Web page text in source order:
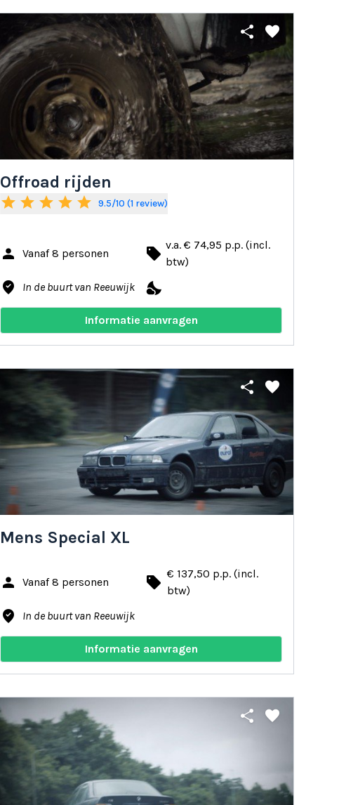
share favorite
Offroad rijden
star star star star star 9.5/10 (1 review)
person Vanaf 8 personen local_offer v.a. € 74,95 p.p. (incl.
btw)
where_to_vote In de buurt van Reeuwijk nights_stay
Informatie aanvragen
share favorite
Mens Special XL
person Vanaf 8 personen local_offer € 137,50 p.p. (incl.
btw)
where_to_vote In de buurt van Reeuwijk
Informatie aanvragen
share favorite